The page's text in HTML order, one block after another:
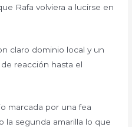
Rafa volviera a lucirse en
claro dominio local y un
reacción hasta el
marcada por una fea
la segunda amarilla lo que